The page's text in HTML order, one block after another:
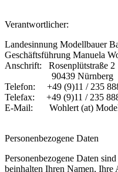
Verantwortlicher:
Landesinnung Modellbauer
Geschäftsführung Manuela
Anschrift: Rosenplütstraße 2
90439 Nürnberg
Telefon: +49 (9)11 / 235
Telefax: +49 (9)11 / 235
E-Mail: Wohlert (at)
Personenbezogene Daten
Personenbezogene Daten
beinhalten Ihren Namen, Ihre